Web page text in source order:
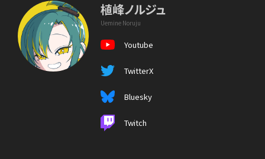
植峰ノルジュ
Uemine Noruju
Youtube
TwitterX
Bluesky
Twitch